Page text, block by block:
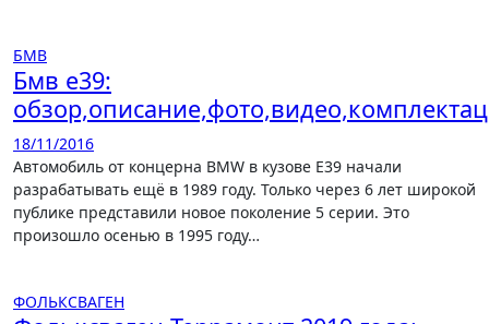
БМВ
Бмв е39:
18/11/2016
Автомобиль от концерна BMW в кузове E39 начали
разрабатывать ещё в 1989 году. Только через 6 лет широкой
публике представили новое поколение 5 серии. Это
произошло осенью в 1995 году…
ФОЛЬКСВАГЕН